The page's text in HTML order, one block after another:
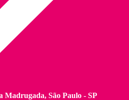
Madrugada, São Paulo - SP